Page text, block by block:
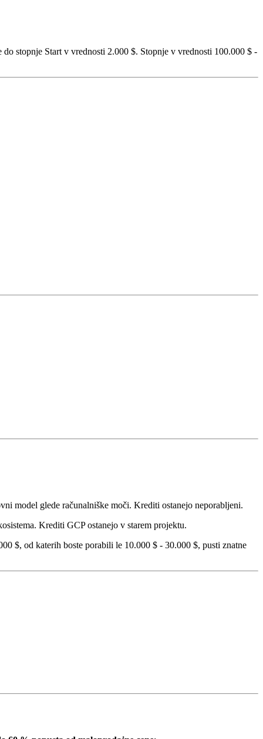
stopnje Start v vrednosti 2.000 $. Stopnje v vrednosti 100.000 $ -
model glede računalniške moči. Krediti ostanejo neporabljeni.
Krediti GCP ostanejo v starem projektu.
$, od katerih boste porabili le 10.000 $ - 30.000 $, pusti znatne